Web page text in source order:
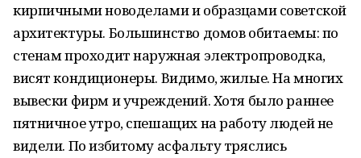
кирпичными новоделами и образцами советской
архитектуры. Большинство домов обитаемы: по
стенам проходит наружная электропроводка,
висят кондиционеры. Видимо, жилые. На многих
вывески фирм и учреждений. Хотя было раннее
пятничное утро, спешащих на работу людей не
видели. По избитому асфальту тряслись